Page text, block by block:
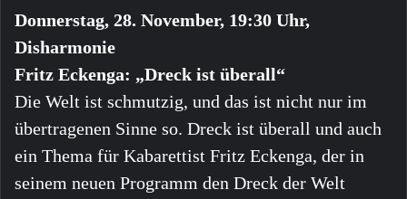
Donnerstag, 28. November, 19:30 Uhr,
Disharmonie
Fritz Eckenga: „Dreck ist überall“
Die Welt ist schmutzig, und das ist nicht nur im
übertragenen Sinne so. Dreck ist überall und auch
ein Thema für Kabarettist Fritz Eckenga, der in
seinem neuen Programm den Dreck der Welt